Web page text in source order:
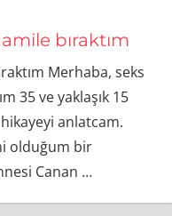
bıraktım
Merhaba, seks
35 ve yaklaşık 15
anlatcam.
olduğum bir
Canan …